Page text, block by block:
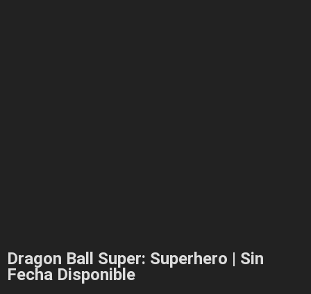
Dragon Ball Super: Superhero | Sin
Fecha Disponible